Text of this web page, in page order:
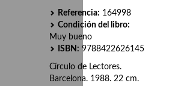
Referencia: 164998
Condición del libro:
Muy bueno
ISBN: 9788422626145
Círculo de Lectores.
Barcelona. 1988. 22 cm.